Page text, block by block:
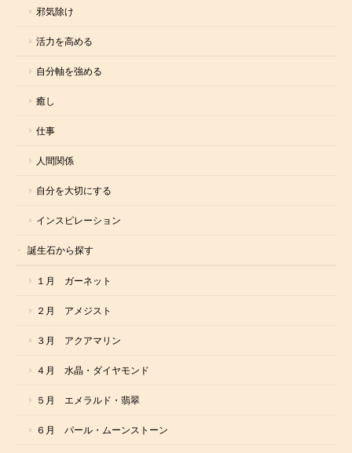
邪気除け
活力を高める
自分軸を強める
癒し
仕事
人間関係
自分を大切にする
インスピレーション
誕生石から探す
１月 ガーネット
２月 アメジスト
３月 アクアマリン
４月 水晶・ダイヤモンド
５月 エメラルド・翡翠
６月 パール・ムーンストーン